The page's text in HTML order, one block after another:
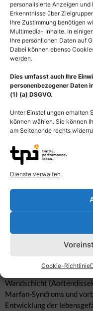
personalisierte Anzeigen
Erkenntnisse über
Ihre Zustimmung benötigen
Multimedia- Inhalte. In
Ihre persönlichen Daten auf
Dabei können ebenso
werden.
Dies umfasst auch Ihre
personenbezogener Daten
(1) (a) DSGVO.
Unter Einstellungen erhalten
können wählen. Sie können
am Seitenende rechts
Dienste verwalten
Cookie-Richtlinie
Beschreibung
der Aorta ascendens
drei Sinus aortae, die vom
Aortenklappentasche und
Komplikationen bei
häufigsten ist es die
Durch über mehrere
Aussackung (Aneurysma)
zwischen linker
Ausprägung eines
Wandschicht
Marfan-Syndroms und
Entwicklung der